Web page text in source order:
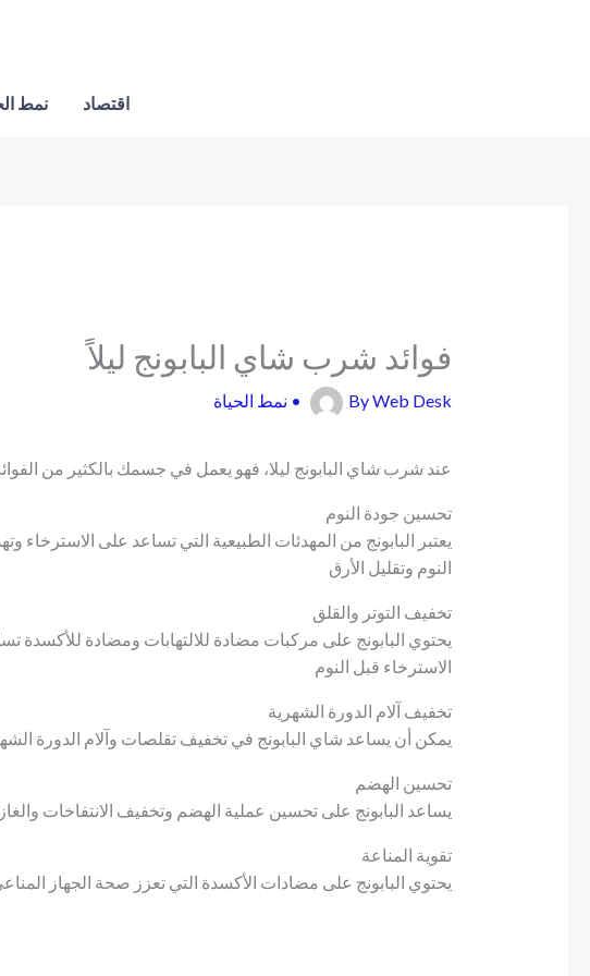
نمط اقتصاد
فوائد شرب شاي البابونج ليلاً
نمط الحياة • ByWeb Desk
عند شرب شاي البابونج ليلا، فهو يعمل في جسمك بالكثير من
تحسين جودة النوم
يعتبر البابونج من المهدئات الطبيعية التي تساعد على الاسترخاء
النوم وتقليل الأرق
تخفيف التوتر والقلق
يحتوي البابونج على مركبات مضادة للالتهابات ومضادة للأكسدة
الاسترخاء قبل النوم
تخفيف آلام الدورة الشهرية
يمكن أن يساعد شاي البابونج في تخفيف تقلصات وآلام الدورة
تحسين الهضم
يساعد البابونج على تحسين عملية الهضم وتخفيف الانتفاخات
تقوية المناعة
يحتوي البابونج على مضادات الأكسدة التي تعزز صحة الجهاز